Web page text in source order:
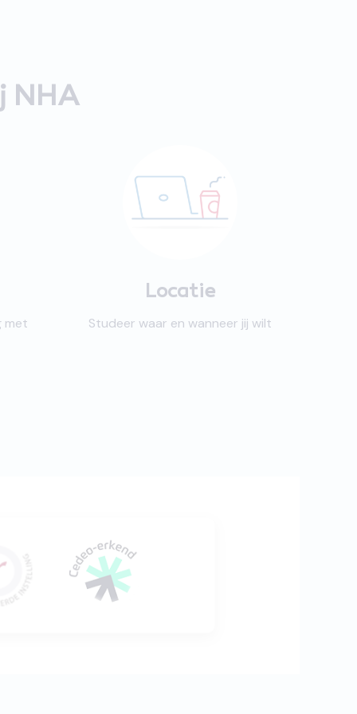
NHA
met
Locatie
Studeer waar en wanneer jij wilt